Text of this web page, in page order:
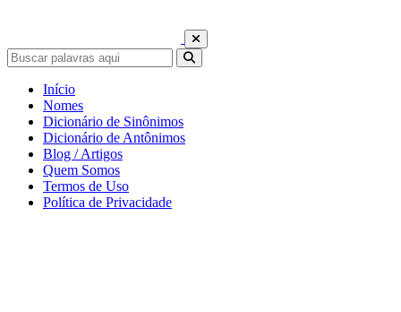
Início
Nomes
Dicionário de Sinônimos
Dicionário de Antônimos
Blog / Artigos
Quem Somos
Termos de Uso
Política de Privacidade